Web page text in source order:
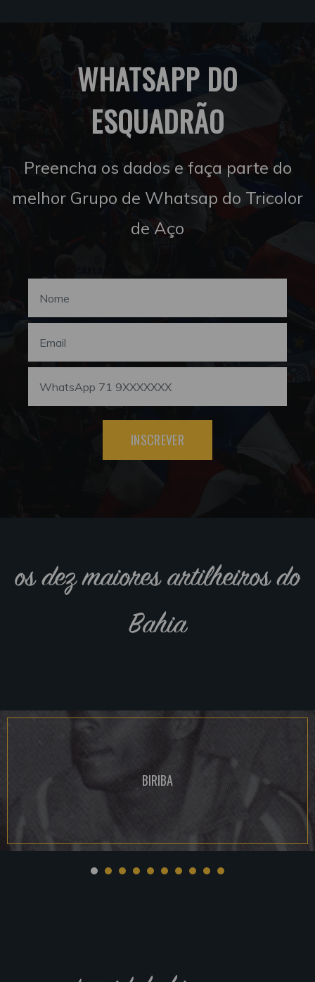
WHATSAPP DO
ESQUADRÃO
Preencha os dados e faça parte do
melhor Grupo de Whatsap do Tricolor
de Aço
INSCREVER
os dez maiores artilheiros do
Bahia
BIRIBA